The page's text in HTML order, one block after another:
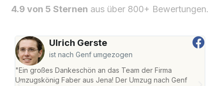
4.9 von 5 Sternen aus über 800+ Bewertungen.
Ulrich Gerste
ist nach Genf umgezogen
"Ein großes Dankeschön an das Team der Firma
Umzugskönig Faber aus Jena! Der Umzug nach Genf